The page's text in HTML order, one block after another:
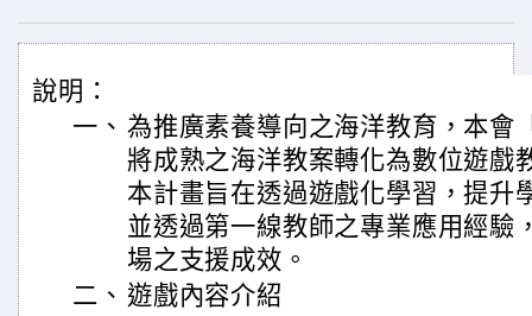
說明：
一、 為推廣素養導向之海洋教育，本會
將成熟之海洋教案轉化為數位遊戲
本計畫旨在透過遊戲化學習，提升
並透過第一線教師之專業應用經驗
場之支援成效。
二、 遊戲內容介紹